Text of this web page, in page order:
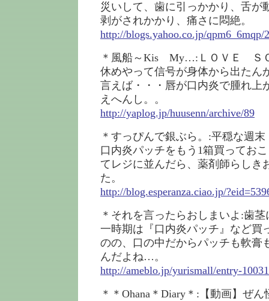
災いして、歯に引っかかり、舌が
剥がされかかり、痛さに悶絶。
http://blogs.yahoo.co.jp/qpm6_6mqp/
＊風船～Kis My…:ＬＯＶＥ Ｓ
休めやって信号が身体から出たん
言えば・・・唇が口内炎で腫れ上
えへんし。。
http://yaplog.jp/huusenn/archive/89
＊すっぴんで銀ぶら。:平穏な週末
口内炎パッチをもう1箱買ってお
てレジに並んだら、薬剤師らしき
た。
http://blog.esperanza.ciao.jp/
＊それを言ったらおしまいよ:歯
一時期は『口内炎パッチ』など買
のの、口の中だからパッチも軟膏
んだよね…。
http://ameblo.jp/yurismall/entry-
＊＊Ohana＊Diary＊:【動画】ぜ